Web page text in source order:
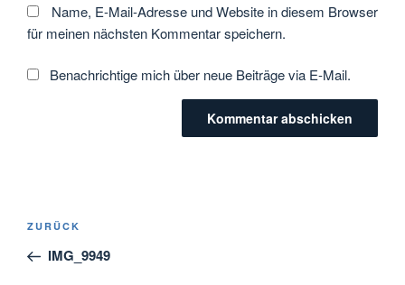
Name, E-Mail-Adresse und Website in diesem Browser
für meinen nächsten Kommentar speichern.
Benachrichtige mich über neue Beiträge via E-Mail.
Beitragsnavigation
Vorheriger
Beitrag
ZURÜCK
IMG_9949